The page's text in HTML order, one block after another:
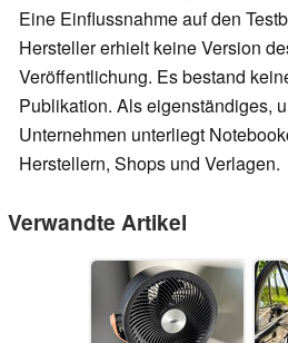
Eine Einflussnahme auf den
Hersteller erhielt keine Version
Veröffentlichung. Es bestand
Publikation. Als eigenständiges,
Unternehmen unterliegt
Herstellern, Shops und Verlagen.
Verwandte Artikel